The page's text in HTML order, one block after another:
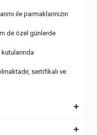
ile parmaklarınızın
de özel günlerde
sertifikalı ve